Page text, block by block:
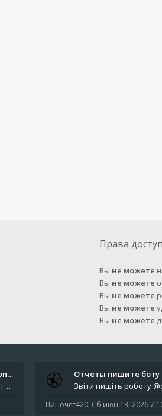
Права
Вы не можете
Вы не можете
Вы не можете
Вы не можете
Вы не можете
Support us! Paypal: seamoonpa…
💡 Друзья, скажу прямо. Осталось мало времени. За это время нам нужно закрыть последние обязательные расходы: около 500
Пиночет420, Сб июн 13, 2026